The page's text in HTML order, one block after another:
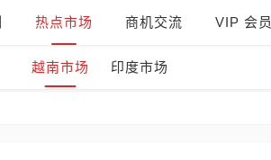
热点市场 商机交流 VIP 会员
越南市场 印度市场